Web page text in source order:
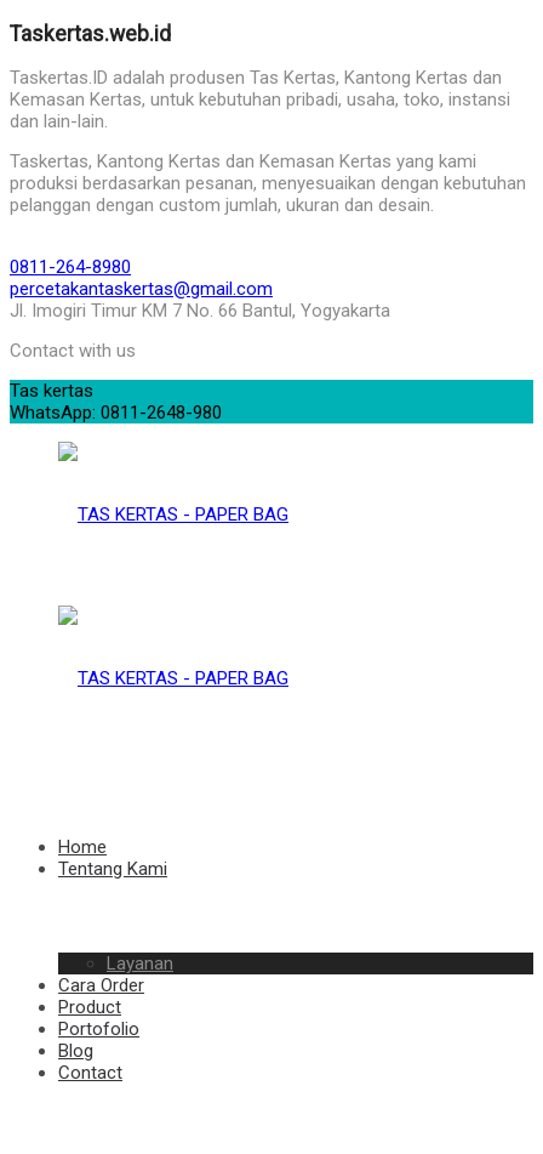
Taskertas.web.id
Taskertas.ID adalah produsen Tas Kertas, Kantong Kertas dan
Kemasan Kertas, untuk kebutuhan pribadi, usaha, toko, instansi
dan lain-lain.
Taskertas, Kantong Kertas dan Kemasan Kertas yang kami
produksi berdasarkan pesanan, menyesuaikan dengan kebutuhan
pelanggan dengan custom jumlah, ukuran dan desain.
0811-264-8980
percetakantaskertas@gmail.com
Jl. Imogiri Timur KM 7 No. 66 Bantul, Yogyakarta
Contact with us
Tas kertas
WhatsApp: 0811-2648-980
–
KERTAS
Home
Tentang Kami
Layanan
Cara Order
Product
Portofolio
Blog
Contact